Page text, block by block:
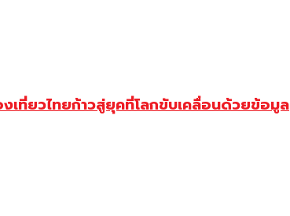
เที่ยวไทยก้าวสู่ยุคที่โลกขับเคลื่อนด้วยข้อมูล